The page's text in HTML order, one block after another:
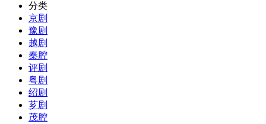
分类
京剧
豫剧
越剧
秦腔
评剧
粤剧
绍剧
芗剧
茂腔